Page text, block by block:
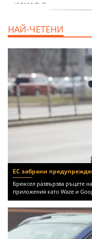
НАЙ-ЧЕТЕНИ
ЕС забрани
Брюксел развързва ръцете
приложения като Waze и